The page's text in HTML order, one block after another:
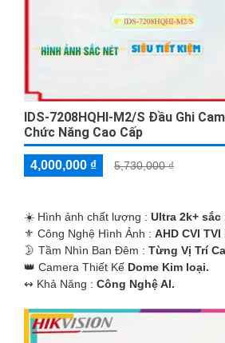
IDS-7208HQHI-M2/S Đầu Ghi
Chức Năng Cao Cấp
4,000,000 ₫ 5,730,000 ₫
☀️ Hình ảnh chất lượng : Ultra 2k+ sắc
⚜️ Công Nghệ Hình Ảnh : AHD CVI TVI
🌛 Tầm Nhìn Ban Đêm : Từng Vị Trí
👑 Camera Thiết Kế Dome Kim loại.
️↭ Khả Năng : Công Nghệ AI.